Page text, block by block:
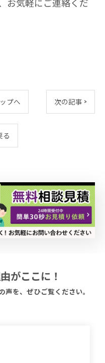
プへ 次の記事 >
る
がここに！
を、ぜひご覧ください。